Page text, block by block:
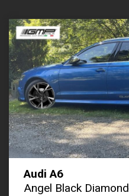
Audi A6
Angel Black Diamond